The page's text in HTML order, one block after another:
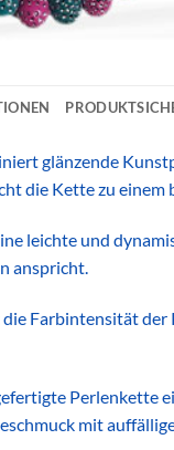
glänzende
die Kette zu einem
leichte und
anspricht.
Farbintensität
Perlenkette
mit